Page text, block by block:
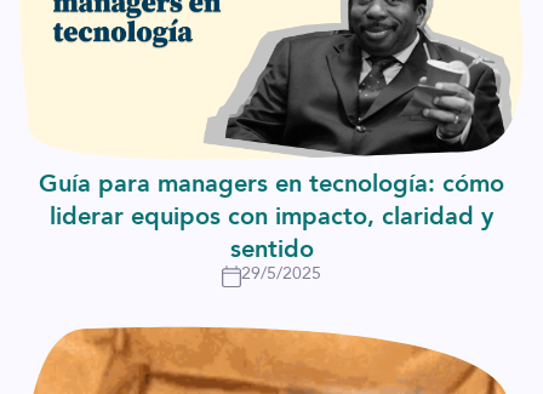
Guía para managers en tecnología: cómo
liderar equipos con impacto, claridad y
sentido
29/5/2025